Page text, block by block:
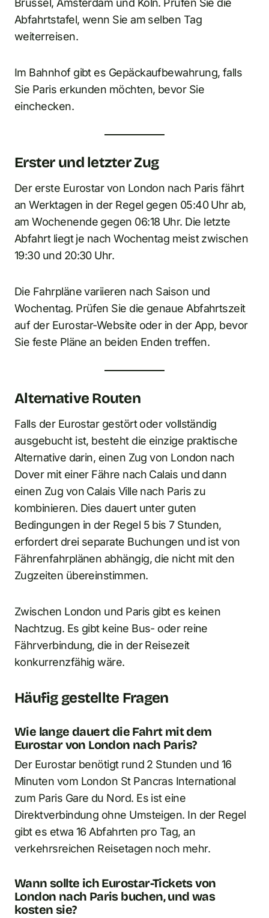
Brüssel, Amsterdam und Köln. Prüfen Sie die
Abfahrtstafel, wenn Sie am selben Tag
weiterreisen.
Im Bahnhof gibt es Gepäckaufbewahrung, falls
Sie Paris erkunden möchten, bevor Sie
einchecken.
Erster und letzter Zug
Der erste Eurostar von London nach Paris fährt
an Werktagen in der Regel gegen 05:40 Uhr ab,
am Wochenende gegen 06:18 Uhr. Die letzte
Abfahrt liegt je nach Wochentag meist zwischen
19:30 und 20:30 Uhr.
Die Fahrpläne variieren nach Saison und
Wochentag. Prüfen Sie die genaue Abfahrtszeit
auf der Eurostar-Website oder in der App, bevor
Sie feste Pläne an beiden Enden treffen.
Alternative Routen
Falls der Eurostar gestört oder vollständig
ausgebucht ist, besteht die einzige praktische
Alternative darin, einen Zug von London nach
Dover mit einer Fähre nach Calais und dann
einen Zug von Calais Ville nach Paris zu
kombinieren. Dies dauert unter guten
Bedingungen in der Regel 5 bis 7 Stunden,
erfordert drei separate Buchungen und ist von
Fährenfahrplänen abhängig, die nicht mit den
Zugzeiten übereinstimmen.
Zwischen London und Paris gibt es keinen
Nachtzug. Es gibt keine Bus- oder reine
Fährverbindung, die in der Reisezeit
konkurrenzfähig wäre.
Häufig gestellte Fragen
Wie lange dauert die Fahrt mit dem
Eurostar von London nach Paris?
Der Eurostar benötigt rund 2 Stunden und 16
Minuten vom London St Pancras International
zum Paris Gare du Nord. Es ist eine
Direktverbindung ohne Umsteigen. In der Regel
gibt es etwa 16 Abfahrten pro Tag, an
verkehrsreichen Reisetagen noch mehr.
Wann sollte ich Eurostar-Tickets von
London nach Paris buchen, und was
kosten sie?